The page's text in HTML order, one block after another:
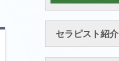
セラピスト紹介